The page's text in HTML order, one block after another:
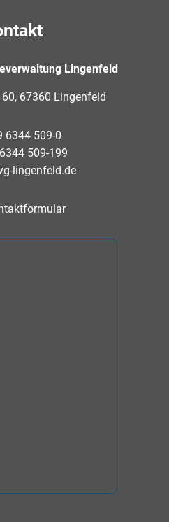
Lingenfeld
67360 Lingenfeld
6344 509-0
509-199
lingenfeld.de